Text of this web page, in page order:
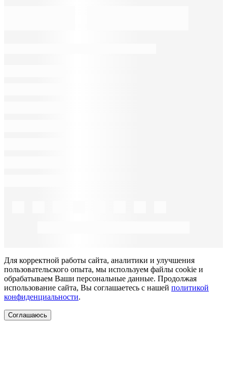
Для корректной работы сайта, аналитики и улучшения
пользовательского опыта, мы используем файлы cookie и
обрабатываем Ваши персональные данные. Продолжая
использование сайта, Вы соглашаетесь с нашей политикой
конфиденциальности.
Соглашаюсь